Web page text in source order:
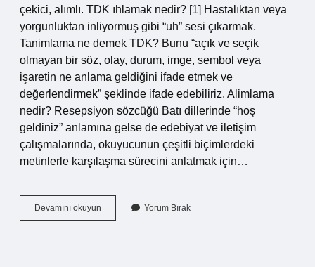
çekici, alımlı. TDK ıhlamak nedir? [1] Hastalıktan veya
yorgunluktan inliyormuş gibi “uh” sesi çıkarmak.
Tanimlama ne demek TDK? Bunu “açık ve seçik
olmayan bir söz, olay, durum, imge, sembol veya
işaretin ne anlama geldiğini ifade etmek ve
değerlendirmek” şeklinde ifade edebiliriz. Alimlama
nedir? Resepsiyon sözcüğü Batı dillerinde “hoş
geldiniz” anlamına gelse de edebiyat ve iletişim
çalışmalarında, okuyucunun çeşitli biçimlerdeki
metinlerle karşılaşma sürecini anlatmak için…
Devamını okuyun Alımlama
Ne
Yorum Bırak